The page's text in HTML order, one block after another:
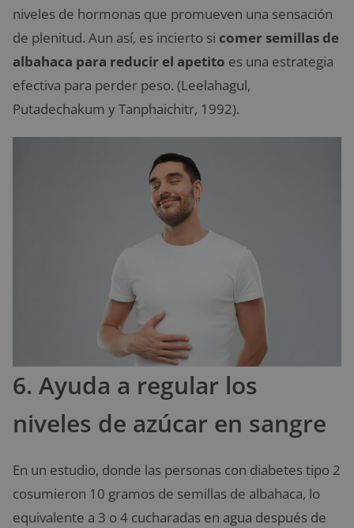
niveles de hormonas que promueven una sensación
de plenitud. Aun así, es incierto si comer semillas de
albahaca para reducir el apetito es una estrategia
efectiva para perder peso. (Leelahagul,
Putadechakum y Tanphaichitr, 1992).
6. Ayuda a regular los
niveles de azúcar en sangre
En un estudio, donde las personas con diabetes tipo 2
cosumieron 10 gramos de semillas de albahaca, lo
equivalente a 3 o 4 cucharadas en agua después de